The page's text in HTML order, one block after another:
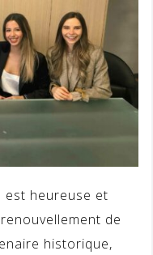
est heureuse et
de
historique,